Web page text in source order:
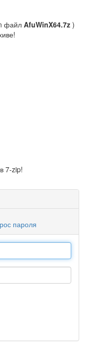
файлAfuWinX64.7z )
7-zip!
пароля